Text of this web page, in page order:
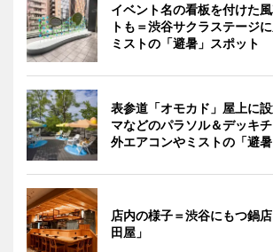
イベント名の看板を付けた
トも＝渋谷サクラステージ
ミストの「避暑」スポット
表参道「オモカド」屋上に
マなどのパラソル＆デッキ
外エアコンやミストの「避
店内の様子＝渋谷にもつ鍋
田屋」